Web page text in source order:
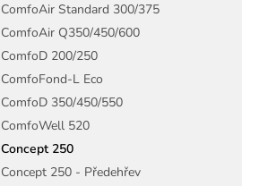
ComfoAir Standard 300/375
ComfoAir Q350/450/600
ComfoD 200/250
ComfoFond-L Eco
ComfoD 350/450/550
ComfoWell 520
Concept 250
Concept 250 - Předehřev